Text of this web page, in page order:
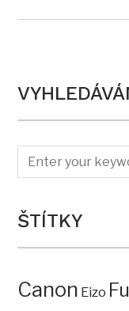
ŠTÍTKY
Canon Eizo